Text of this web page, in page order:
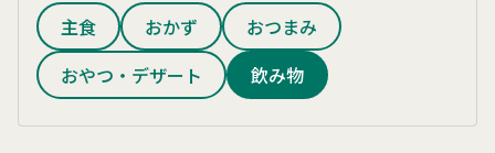
主食 おかず
おつまみ
おやつ・デザート
飲み物